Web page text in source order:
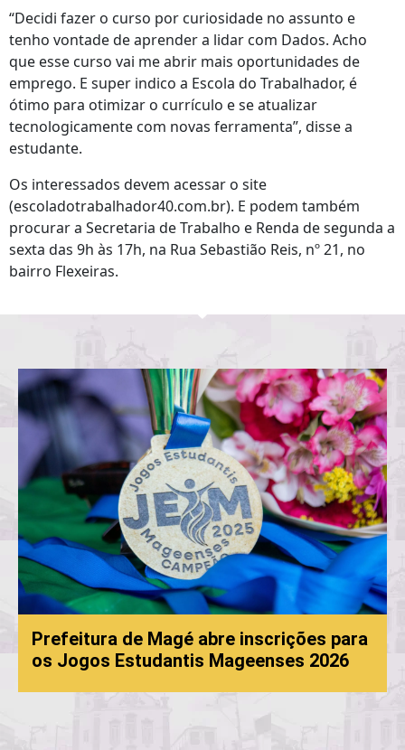
“Decidi fazer o curso por curiosidade no assunto e
tenho vontade de aprender a lidar com Dados. Acho
que esse curso vai me abrir mais oportunidades de
emprego. E super indico a Escola do Trabalhador, é
ótimo para otimizar o currículo e se atualizar
tecnologicamente com novas ferramenta”, disse a
estudante.
Os interessados devem acessar o site
(escoladotrabalhador40.com.br). E podem também
procurar a Secretaria de Trabalho e Renda de segunda a
sexta das 9h às 17h, na Rua Sebastião Reis, nº 21, no
bairro Flexeiras.
Prefeitura de Magé abre inscrições para
os Jogos Estudantis Mageenses 2026